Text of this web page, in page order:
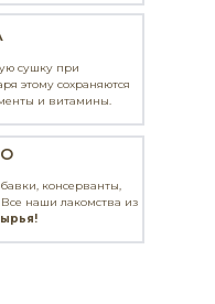
консерванты,
наши лакомства из
сушку при
этому сохраняются
и витамины.